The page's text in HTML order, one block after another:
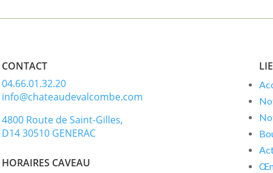
CONTACT
04.66.01.32.20
info@chateaudevalcombe.com
4800 Route de Saint-Gilles,
D14 30510 GENERAC
HORAIRES CAVEAU